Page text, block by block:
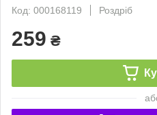
Код: 000168119
Роздріб
259 ₴